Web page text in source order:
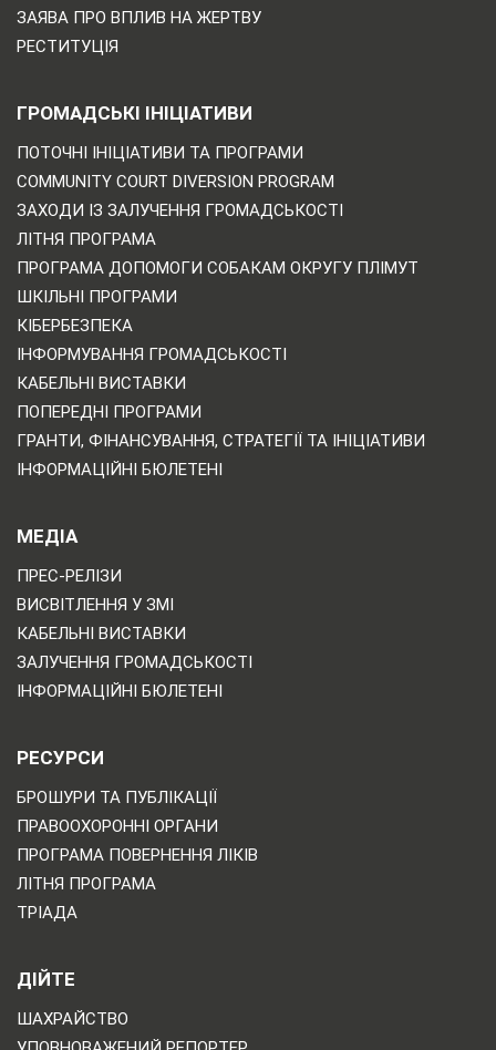
ЗАЯВА ПРО ВПЛИВ НА ЖЕРТВУ
РЕСТИТУЦІЯ
ГРОМАДСЬКІ ІНІЦІАТИВИ
ПОТОЧНІ ІНІЦІАТИВИ ТА ПРОГРАМИ
COMMUNITY COURT DIVERSION PROGRAM
ЗАХОДИ ІЗ ЗАЛУЧЕННЯ ГРОМАДСЬКОСТІ
ЛІТНЯ ПРОГРАМА
ПРОГРАМА ДОПОМОГИ СОБАКАМ ОКРУГУ ПЛІМУТ
ШКІЛЬНІ ПРОГРАМИ
КІБЕРБЕЗПЕКА
ІНФОРМУВАННЯ ГРОМАДСЬКОСТІ
КАБЕЛЬНІ ВИСТАВКИ
ПОПЕРЕДНІ ПРОГРАМИ
ГРАНТИ, ФІНАНСУВАННЯ, СТРАТЕГІЇ ТА ІНІЦІАТИВИ
ІНФОРМАЦІЙНІ БЮЛЕТЕНІ
МЕДІА
ПРЕС-РЕЛІЗИ
ВИСВІТЛЕННЯ У ЗМІ
КАБЕЛЬНІ ВИСТАВКИ
ЗАЛУЧЕННЯ ГРОМАДСЬКОСТІ
ІНФОРМАЦІЙНІ БЮЛЕТЕНІ
РЕСУРСИ
БРОШУРИ ТА ПУБЛІКАЦІЇ
ПРАВООХОРОННІ ОРГАНИ
ПРОГРАМА ПОВЕРНЕННЯ ЛІКІВ
ЛІТНЯ ПРОГРАМА
ТРІАДА
ДІЙТЕ
ШАХРАЙСТВО